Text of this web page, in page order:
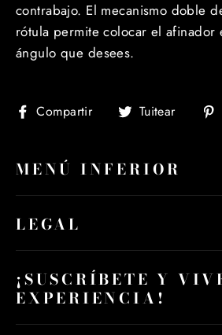
contrabajo. El mecanismo doble
rótula permite colocar el afinador
ángulo que desees.
Compartir
Compartir
Tuitear
MENÚ INFERIOR
LEGAL
¡SUSCRÍBETE Y
EXPERIENCIA!